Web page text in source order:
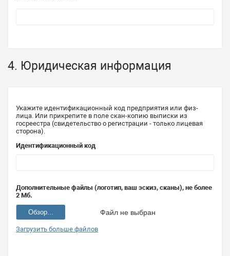
4. Юридическая информация
Укажите идентификационный код предприятия или физ-
лица. Или прикрепите в поле скан-копию выписки из
госреестра (свидетельство о регистрации - только лицевая
сторона).
Идентификационный код
Дополнительные файлы (логотип, ваш эскиз, сканы), не более
2 Мб.
Файл не выбран
Обзор...
Загрузить больше файлов